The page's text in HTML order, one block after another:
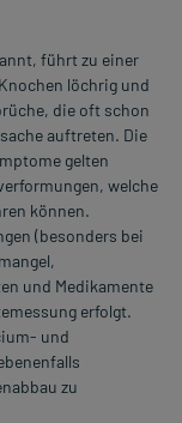
führt zu einer
löchrig und
die oft schon
auftreten. Die
gelten
welche
können.
(besonders bei
und Medikamente
erfolgt.
und
zu